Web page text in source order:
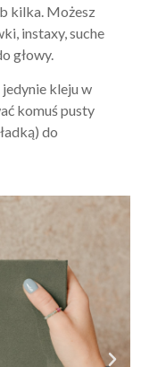
kilka. Możesz
instaxy, suche
głowy.
kleju w
komuś pusty
do